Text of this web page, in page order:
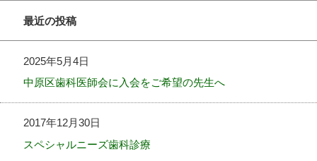
最近の投稿
2025年5月4日
中原区歯科医師会に入会をご希望の先生へ
2017年12月30日
スペシャルニーズ歯科診療